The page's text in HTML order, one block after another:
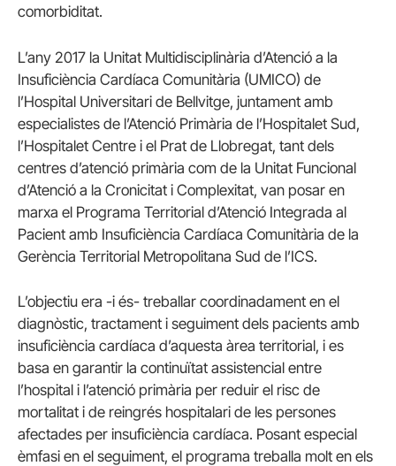
comorbiditat.
L’any 2017 la Unitat Multidisciplinària d’Atenció a la
Insuficiència Cardíaca Comunitària (UMICO) de
l’Hospital Universitari de Bellvitge, juntament amb
especialistes de l’Atenció Primària de l’Hospitalet Sud,
l’Hospitalet Centre i el Prat de Llobregat, tant dels
centres d’atenció primària com de la Unitat Funcional
d’Atenció a la Cronicitat i Complexitat, van posar en
marxa el Programa Territorial d’Atenció Integrada al
Pacient amb Insuficiència Cardíaca Comunitària de la
Gerència Territorial Metropolitana Sud de l’ICS.
L’objectiu era -i és- treballar coordinadament en el
diagnòstic, tractament i seguiment dels pacients amb
insuficiència cardíaca d’aquesta àrea territorial, i es
basa en garantir la continuïtat assistencial entre
l’hospital i l’atenció primària per reduir el risc de
mortalitat i de reingrés hospitalari de les persones
afectades per insuficiència cardíaca. Posant especial
èmfasi en el seguiment, el programa treballa molt en els